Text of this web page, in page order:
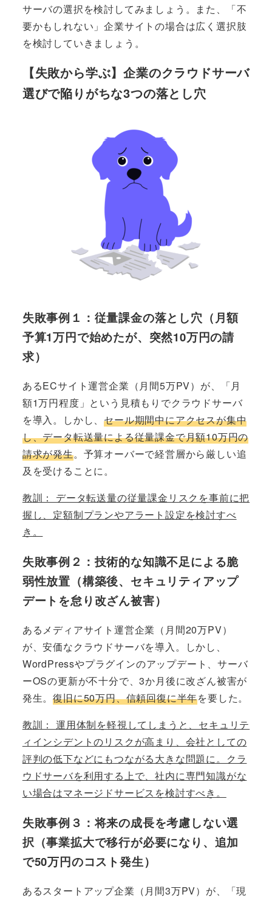
サーバの選択を検討してみましょう。また、「不
要かもしれない」企業サイトの場合は広く選択肢
を検討していきましょう。
【失敗から学ぶ】企業のクラウドサーバ
選びで陥りがちな3つの落とし穴
失敗事例１：従量課金の落とし穴（月額
予算1万円で始めたが、突然10万円の請
求）
あるECサイト運営企業（月間5万PV）が、「月
額1万円程度」という見積もりでクラウドサーバ
を導入。しかし、セール期間中にアクセスが集中
し、データ転送量による従量課金で月額10万円の
請求が発生。予算オーバーで経営層から厳しい追
及を受けることに。
教訓： データ転送量の従量課金リスクを事前に把
握し、定額制プランやアラート設定を検討すべ
き。
失敗事例２：技術的な知識不足による脆
弱性放置（構築後、セキュリティアップ
デートを怠り改ざん被害）
あるメディアサイト運営企業（月間20万PV）
が、安価なクラウドサーバを導入。しかし、
WordPressやプラグインのアップデート、サーバ
ーOSの更新が不十分で、3か月後に改ざん被害が
発生。復旧に50万円、信頼回復に半年を要した。
教訓： 運用体制を軽視してしまうと、セキュリテ
ィインシデントのリスクが高まり、会社としての
評判の低下などにもつながる大きな問題に。クラ
ウドサーバを利用する上で、社内に専門知識がな
い場合はマネージドサービスを検討すべき。
失敗事例３：将来の成長を考慮しない選
択（事業拡大で移行が必要になり、追加
で50万円のコスト発生）
あるスタートアップ企業（月間3万PV）が、「現